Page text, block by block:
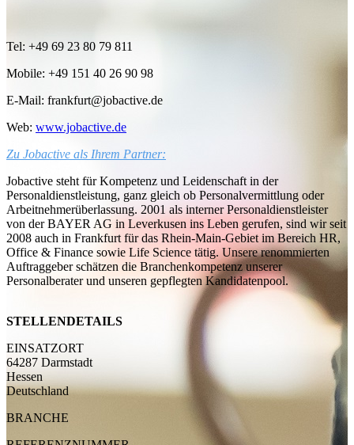
Tel: +49 69 23 80 79 811
Mobile: +49 151 40 26 90 98
E-Mail: frankfurt@jobactive.de
Web: www.jobactive.de
Zu Jobactive als Ihrem Partner:
Jobactive steht für Kompetenz und Leidenschaft in der
Personaldienstleistung, ganz gleich ob Personalvermittlung oder
Arbeitnehmerüberlassung. 2001 als interner Personaldienstleister
von der BAYER AG in Leverkusen ins Leben gerufen, sind wir seit
2008 auch in Frankfurt für das Rhein-Main-Gebiet im Bereich HR,
Office & Finance sowie Life Science tätig. Unsere renommierten
Auftraggeber schätzen die Branchenkompetenz unserer
Personalberater und unseren gepflegten Kandidatenpool.
STELLENDETAILS
EINSATZORT
64287 Darmstadt
Hessen
Deutschland
BRANCHE